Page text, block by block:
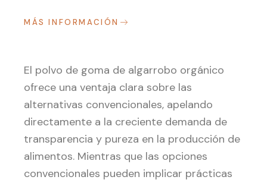
MÁS INFORMACIÓN
El polvo de goma de algarrobo orgánico
ofrece una ventaja clara sobre las
alternativas convencionales, apelando
directamente a la creciente demanda de
transparencia y pureza en la producción de
alimentos. Mientras que las opciones
convencionales pueden implicar prácticas